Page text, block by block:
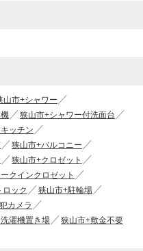
山市+シャワー
狭山市+シャワー付洗面台
ッチン
狭山市+バルコニー
狭山市+クロゼット
クインクロゼット
ック
狭山市+駐輪場
カメラ
濯機置き場 狭山市+敷金不要